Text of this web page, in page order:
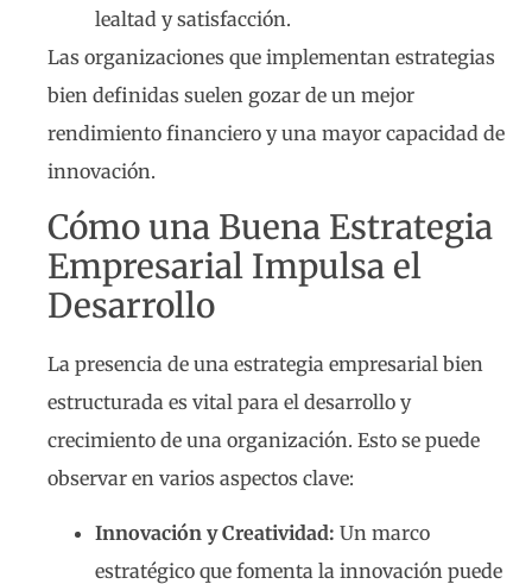
lealtad y satisfacción.
Las organizaciones que implementan estrategias
bien definidas suelen gozar de un mejor
rendimiento financiero y una mayor capacidad de
innovación.
Cómo una Buena Estrategia
Empresarial Impulsa el
Desarrollo
La presencia de una estrategia empresarial bien
estructurada es vital para el desarrollo y
crecimiento de una organización. Esto se puede
observar en varios aspectos clave:
Innovación y Creatividad: Un marco
estratégico que fomenta la innovación puede